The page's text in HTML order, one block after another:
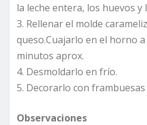
la leche entera, los huevos y
3. Rellenar el molde
queso.Cuajarlo en el horno a
minutos aprox.
4. Desmoldarlo en frío.
5. Decorarlo con
Observaciones